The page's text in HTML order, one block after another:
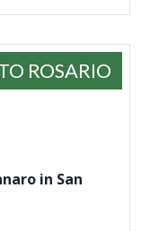
ROSARIO
in San